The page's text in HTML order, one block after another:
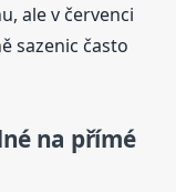
ale v červenci
sazenic často
na přímé